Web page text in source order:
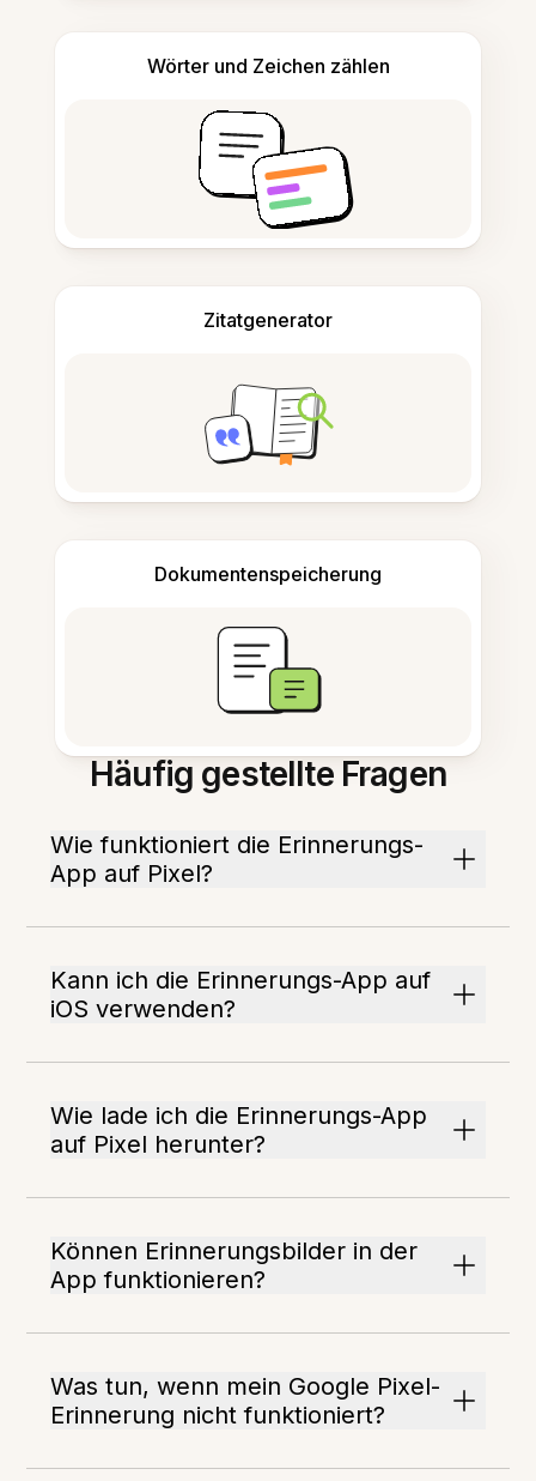
Wörter und Zeichen zählen
Zitatgenerator
Dokumentenspeicherung
Häufig gestellte Fragen
Wie funktioniert die Erinnerungs-
App auf Pixel?
Kann ich die Erinnerungs-App auf
iOS verwenden?
Wie lade ich die Erinnerungs-App
auf Pixel herunter?
Können Erinnerungsbilder in der
App funktionieren?
Was tun, wenn mein Google Pixel-
Erinnerung nicht funktioniert?